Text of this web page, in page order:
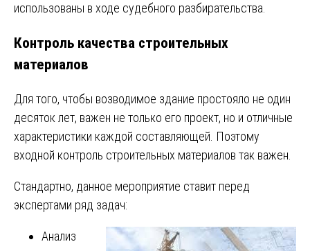
использованы в ходе судебного разбирательства.
Контроль качества строительных
материалов
Для того, чтобы возводимое здание простояло не один
десяток лет, важен не только его проект, но и отличные
характеристики каждой составляющей. Поэтому
входной контроль строительных материалов так важен.
Стандартно, данное мероприятие ставит перед
экспертами ряд задач:
Анализ